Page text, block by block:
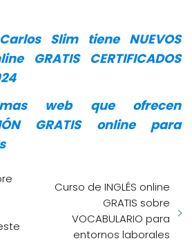
Slim tiene NUEVOS
GRATIS CERTIFICADOS
web que ofrecen
GRATIS online para
Curso de INGLÉS online
GRATIS sobre
VOCABULARIO para
entornos laborales